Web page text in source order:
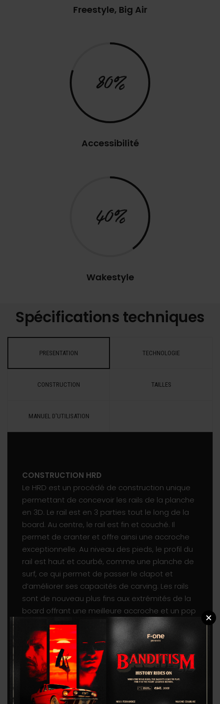
Freestyle, Big Air
80%
Accessibilité
40%
Wakestyle
Spécifications techniques
PRESENTATION TECHNOLOGIE
CONSTRUCTION TAILLES
MANUEL D'UTILISATION
CONSTRUCTION HRD
Le HRD est un procédé de construction unique
permettant de concevoir les rails de la planche
en 3D. Le rail est en 3 parties tout le long de la
board. Au centre, le rail est fin et couché. Il
permet de cranter et offre ainsi une accroche
exceptionnelle. Au niveau des pieds, le profil du
rail est haut et courbé, comme une planche de
surf, ce qui permet de passer le clapot et
d’améliorer ses capacités de carving. Les rails
sont de nouveau plus fins aux extrémités de la
board offrant une meilleure accroche et un pop
incomparable.
LITE TECH
Le LITE TECH est une exclusivité F-ONE dans le
monde du kite. Technologie brevetée par
Rossignol Snowboards, elle intègre un élément
en TPU laissant passer la lumière à travers la